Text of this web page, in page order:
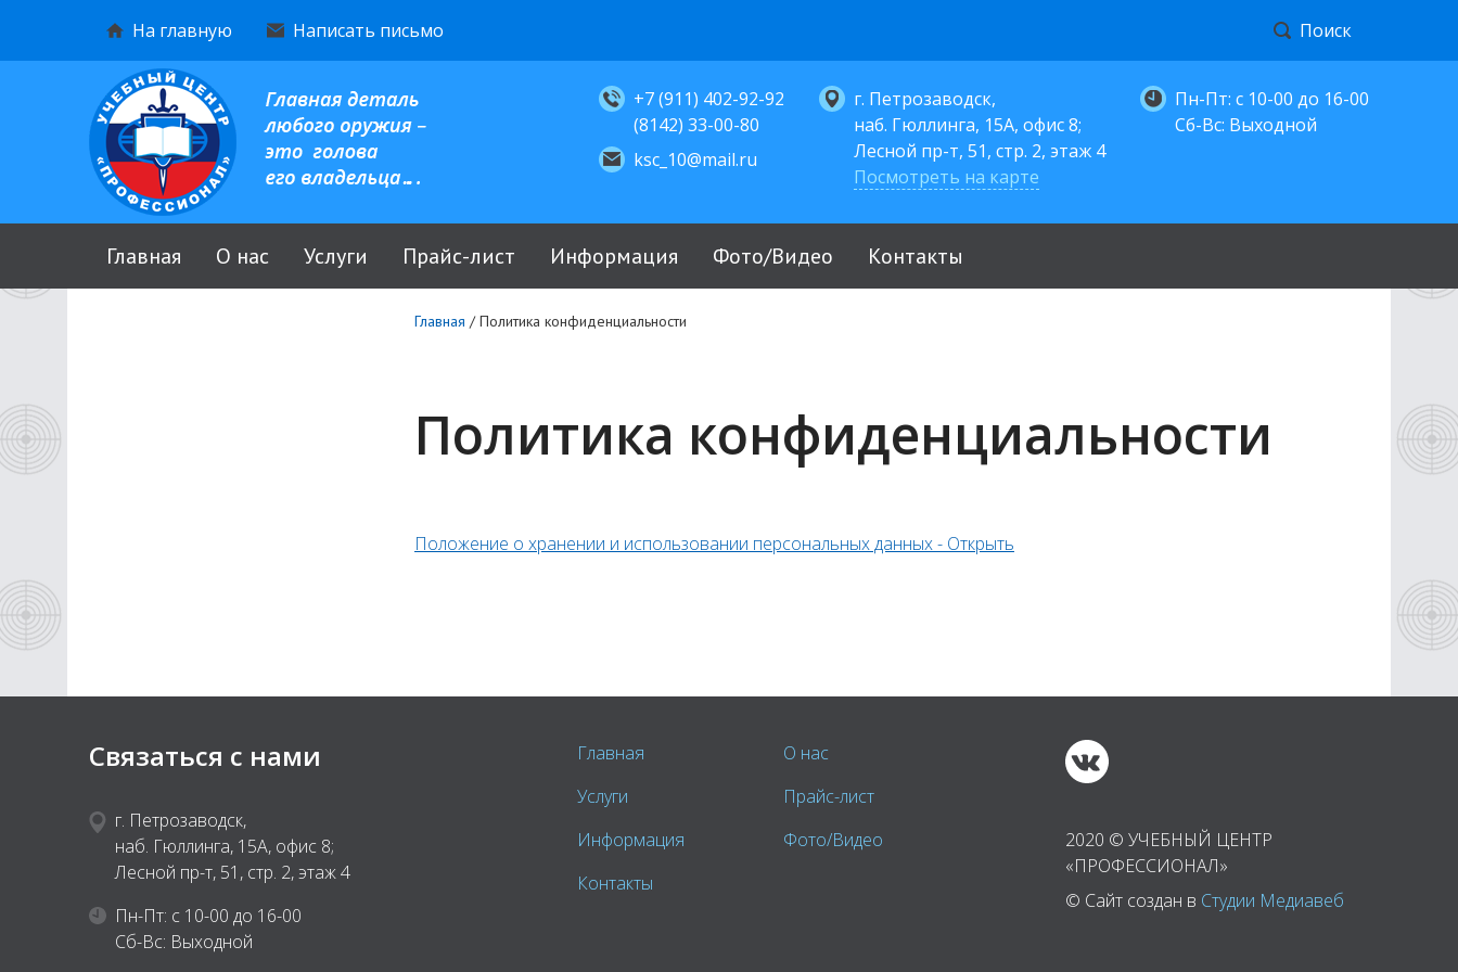
На главную Написать письмо Поиск
+7 (911) 402-92-92
(8142) 33-00-80
ksc_10@mail.ru
г. Петрозаводск,
наб. Гюллинга, 15А, офис 8;
Лесной пр-т, 51, стр. 2, этаж 4
Посмотреть на карте
Пн-Пт: с 10-00 до 16-00
Сб-Вс: Выходной
Главная О нас Услуги Прайс-лист Информация Фото/Видео Контакты
Главная /Политика конфиденциальности
Политика конфиденциальности
Положение о хранении и использовании персональных данных - Открыть
Связаться с нами
г. Петрозаводск,
наб. Гюллинга, 15А, офис 8;
Лесной пр-т, 51, стр. 2, этаж 4
Пн-Пт: с 10-00 до 16-00
Сб-Вс: Выходной
Главная
О нас
Услуги
Прайс-лист
Информация
Фото/Видео
Контакты
2020 © УЧЕБНЫЙ ЦЕНТР
«ПРОФЕССИОНАЛ»
© Сайт создан в Студии Медиавеб